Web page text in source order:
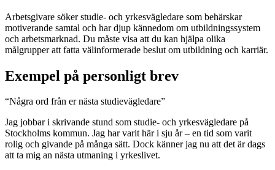
Arbetsgivare söker studie- och yrkesvägledare som behärskar
motiverande samtal och har djup kännedom om utbildningssystem
och arbetsmarknad. Du måste visa att du kan hjälpa olika
målgrupper att fatta välinformerade beslut om utbildning och karriär.
Exempel på personligt brev
“Några ord från er nästa studievägledare”
Jag jobbar i skrivande stund som studie- och yrkesvägledare på
Stockholms kommun. Jag har varit här i sju år – en tid som varit
rolig och givande på många sätt. Dock känner jag nu att det är dags
att ta mig an nästa utmaning i yrkeslivet.